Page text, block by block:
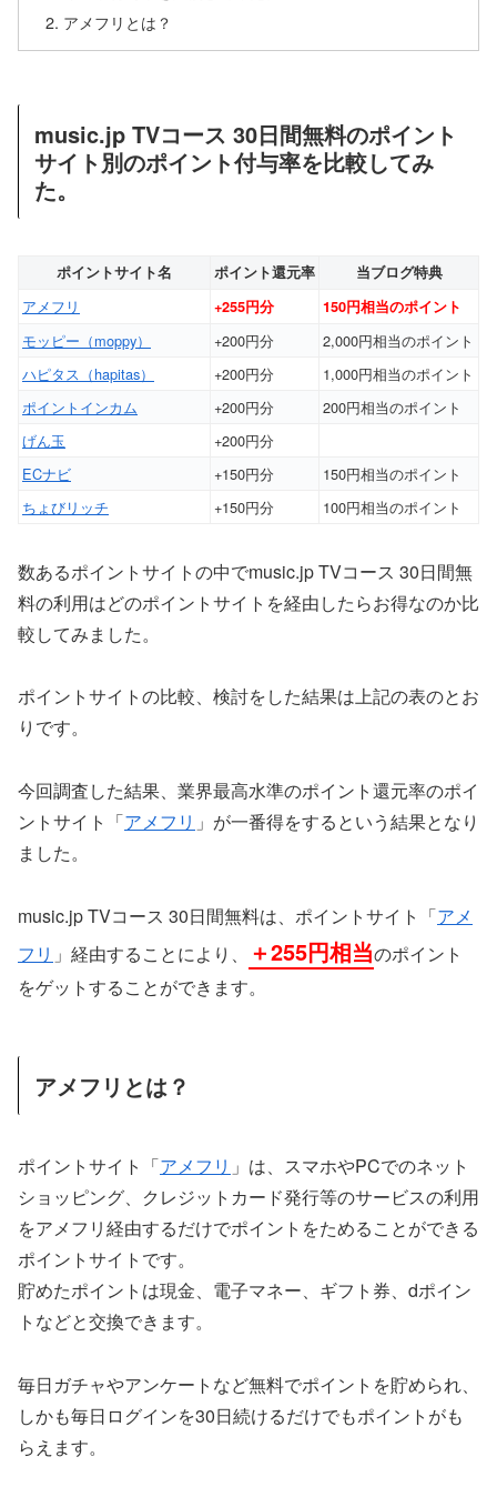
アメフリとは？
music.jp TVコース 30日間無料のポイント
サイト別のポイント付与率を比較してみ
た。
ポイントサイト名 ポイント還元率 当ブログ特典
アメフリ +255円分 150円相当のポイント
モッピー（moppy） +200円分
2,000円相当のポイント
ハピタス（hapitas）
+200円分
1,000円相当のポイント
ポイントインカム
+200円分
200円相当のポイント
げん玉
+200円分
ECナビ
+150円分
150円相当のポイント
ちょびリッチ
+150円分 100円相当のポイント
数あるポイントサイトの中でmusic.jp TVコース 30日間無
料の利用はどのポイントサイトを経由したらお得なのか比
較してみました。
ポイントサイトの比較、検討をした結果は上記の表のとお
りです。
今回調査した結果、業界最高水準のポイント還元率のポイ
ントサイト「アメフリ 」が一番得をするという結果となり
ました。
music.jp TVコース 30日間無料は、ポイントサイト「アメ
フリ 」経由することにより、 ＋255円相当のポイント
をゲットすることができます。
アメフリとは？
ポイントサイト「アメフリ 」は、スマホやPCでのネット
ショッピング、クレジットカード発行等のサービスの利用
をアメフリ経由するだけでポイントをためることができる
ポイントサイトです。
貯めたポイントは現金、電子マネー、ギフト券、dポイン
トなどと交換できます。
毎日ガチャやアンケートなど無料でポイントを貯められ、
しかも毎日ログインを30日続けるだけでもポイントがも
らえます。